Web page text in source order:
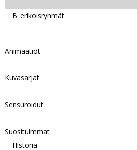
B_erikoisryhmät
Animaatiot
Kuvasarjat
Sensuroidut
Suosituimmat
Historia